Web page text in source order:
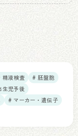
精液検査
# 胚盤胞
生児予後
# マーカー・遺伝子